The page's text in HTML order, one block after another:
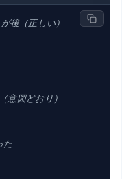
（正しい）
図どおり）
た